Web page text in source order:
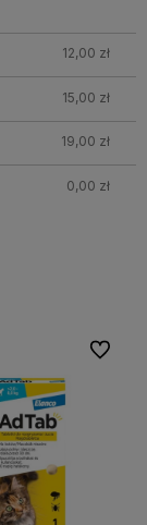
12,00 zł
15,00 zł
19,00 zł
0,00 zł